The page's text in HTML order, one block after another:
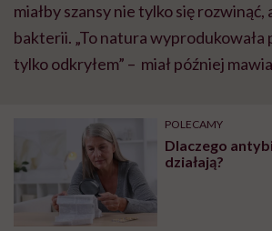
miałby szansy nie tylko się rozwinąć,
bakterii. „To natura wyprodukowała
tylko odkryłem” – miał później
POLECAMY
Dlaczego
działają?